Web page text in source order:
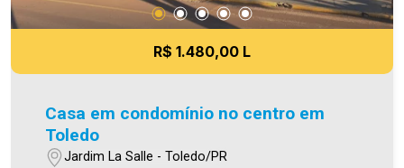
R$ 1.480,00 L
Casa em condomínio no centro em
Toledo
Jardim La Salle - Toledo/PR